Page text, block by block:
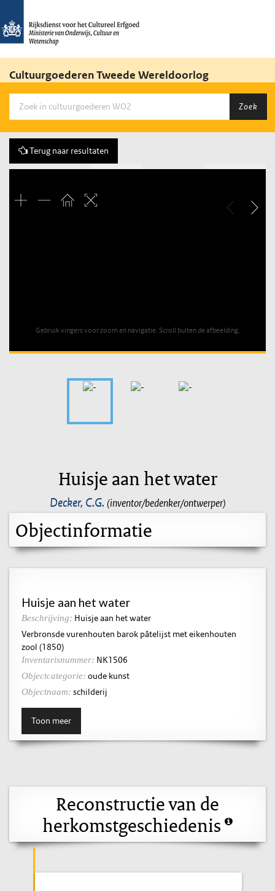
Cultuurgoederen Tweede Wereldoorlog
Zoek
Terug naar resultaten
Gebruik vingers voor zoom en navigatie. Scroll buiten de afbeelding.
Huisje aan het water
Decker, C.G. (inventor/bedenker/ontwerper)
Objectinformatie
Huisje aan het water
Beschrijving: Huisje aan het water
Verbronsde vurenhouten barok pâtelijst met eikenhouten
zool (1850)
Inventarisnummer: NK1506
Objectcategorie: oude kunst
Objectnaam: schilderij
Toon meer
Reconstructie van de
herkomstgeschiedenis